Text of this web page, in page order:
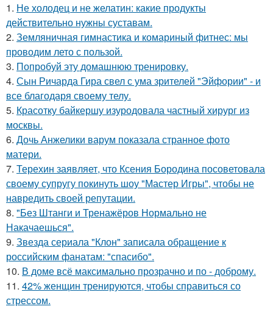
1. Не холодец и не желатин: какие продукты
действительно нужны суставам.
2. Земляничная гимнастика и комариный фитнес: мы
проводим лето с пользой.
3. Попробуй эту домашнюю тренировку.
4. Сын Ричарда Гира свел с ума зрителей "Эйфории" - и
все благодаря своему телу.
5. Красотку байкершу изуродовала частный хирург из
москвы.
6. Дочь Анжелики варум показала странное фото
матери.
7. Терехин заявляет, что Ксения Бородина посоветовала
своему супругу покинуть шоу "Мастер Игры", чтобы не
навредить своей репутации.
8. "Без Штанги и Тренажёров Нормально не
Накачаешься".
9. Звезда сериала "Клон" записала обращение к
российским фанатам: "спасибо".
10. В доме всё максимально прозрачно и по - доброму.
11. 42% женщин тренируются, чтобы справиться со
стрессом.